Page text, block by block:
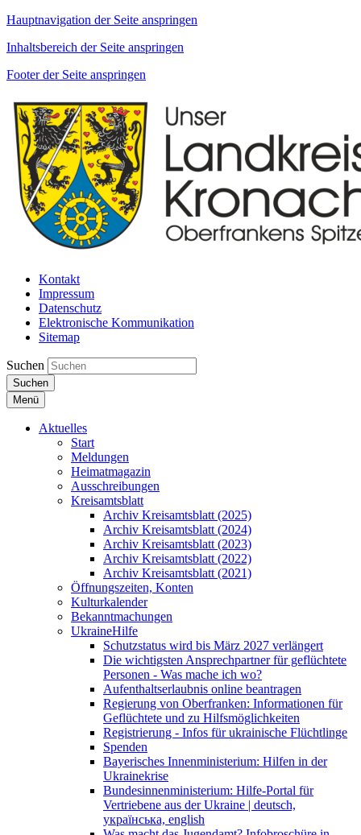
Hauptnavigation der Seite anspringen
Inhaltsbereich der Seite anspringen
Footer der Seite anspringen
Kontakt
Impressum
Datenschutz
Elektronische Kommunikation
Sitemap
Suchen
Suchen
Menü
Aktuelles
Start
Meldungen
Heimatmagazin
Ausschreibungen
Kreisamtsblatt
Archiv Kreisamtsblatt (2025)
Archiv Kreisamtsblatt (2024)
Archiv Kreisamtsblatt (2023)
Archiv Kreisamtsblatt (2022)
Archiv Kreisamtsblatt (2021)
Öffnungszeiten, Konten
Kulturkalender
Bekanntmachungen
UkraineHilfe
Schutzstatus wird bis März 2027 verlängert
Die wichtigsten Ansprechpartner für geflüchtete
Personen - Was mache ich wo?
Aufenthaltserlaubnis online beantragen
Regierung von Oberfranken: Informationen für
Geflüchtete und zu Hilfsmöglichkeiten
Registrierung - Infos für ukrainische Flüchtlinge
Spenden
Bayerisches Innenministerium: Hilfen in der
Ukrainekrise
Bundesinnenministerium: Hilfe-Portal für
Vertriebene aus der Ukraine | deutsch,
українська, english